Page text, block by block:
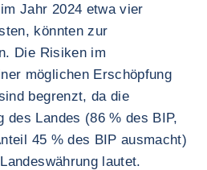
Jahr 2024 etwa vier
könnten zur
Die Risiken im
möglichen Erschöpfung
begrenzt, da die
des Landes (86 % des BIP,
45 % des BIP ausmacht)
lautet.